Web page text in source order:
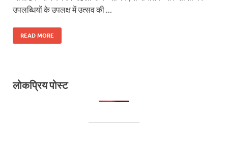
उपलब्धियों के उपलक्ष में उत्सव की …
READ MORE
लोकप्रिय पोस्ट